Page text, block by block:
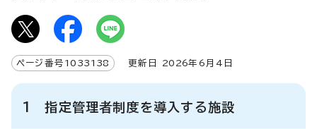
ページ番号 1033138 更新日 2026年6月4日
1 指定管理者制度を導入する施設